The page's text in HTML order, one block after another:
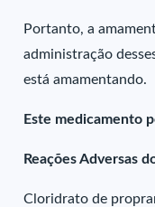
Portanto, a
administração
está amamentando.
Este medicamento
Reações Adversas
Cloridrato de